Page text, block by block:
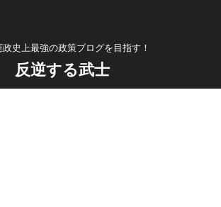
政史上最強の政策ブログを目指す！
反逆する武士